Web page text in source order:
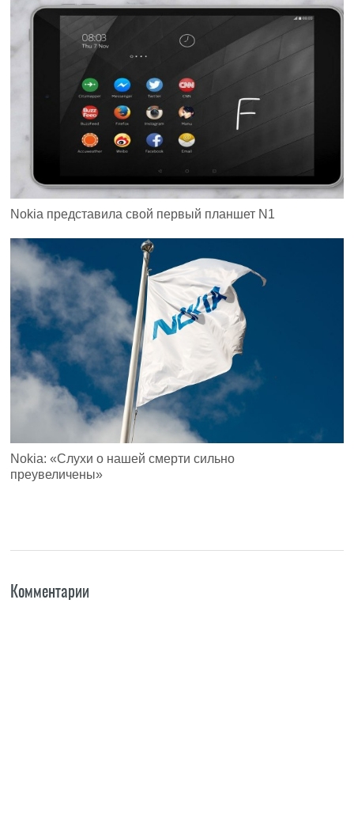
Nokia представила свой первый планшет N1
Nokia: «Слухи о нашей смерти сильно
преувеличены»
Комментарии